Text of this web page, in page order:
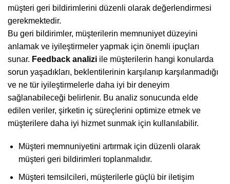
müşteri geri bildirimlerini düzenli olarak değerlendirmesi
gerekmektedir.
Bu geri bildirimler, müşterilerin memnuniyet düzeyini
anlamak ve iyileştirmeler yapmak için önemli ipuçları
sunar. Feedback analizi ile müşterilerin hangi konularda
sorun yaşadıkları, beklentilerinin karşılanıp karşılanmadığı
ve ne tür iyileştirmelerle daha iyi bir deneyim
sağlanabileceği belirlenir. Bu analiz sonucunda elde
edilen veriler, şirketin iç süreçlerini optimize etmek ve
müşterilere daha iyi hizmet sunmak için kullanılabilir.
Müşteri memnuniyetini artırmak için düzenli olarak
müşteri geri bildirimleri toplanmalıdır.
Müşteri temsilcileri, müşterilerle güçlü bir iletişim